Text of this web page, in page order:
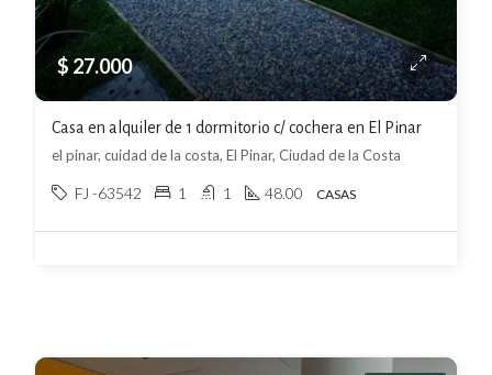
$ 27.000
Casa en alquiler de 1 dormitorio c/ cochera en El Pinar
el pinar, cuidad de la costa, El Pinar, Ciudad de la Costa
FJ -63542 1 1 48.00 CASAS